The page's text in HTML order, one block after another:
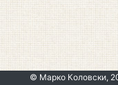
© Марко Коловски,